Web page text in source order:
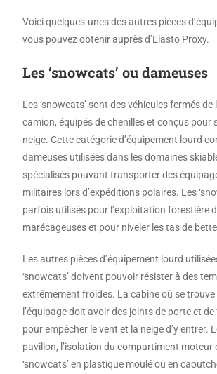
Voici quelques-unes des autres pièces
vous pouvez obtenir auprès d’Elasto Proxy.
Les ‘snowcats’ ou dameuses
Les ‘snowcats’ sont des véhicules fermés de
camion, équipés de chenilles et conçus pour
neige. Cette catégorie d’équipement lourd
dameuses utilisées dans les domaines
spécialisés pouvant transporter des
militaires lors d’expéditions polaires. Les
parfois utilisés pour l’exploitation forestière
marécageuses et pour niveler les tas de
Les autres pièces d’équipement lourd
‘snowcats’ doivent pouvoir résister à des
extrêmement froides. La cabine où se
l’équipage doit avoir des joints de porte et
pour empêcher le vent et la neige d’y entrer.
pavillon, l’isolation du compartiment moteur
‘snowcats’ en plastique moulé ou en